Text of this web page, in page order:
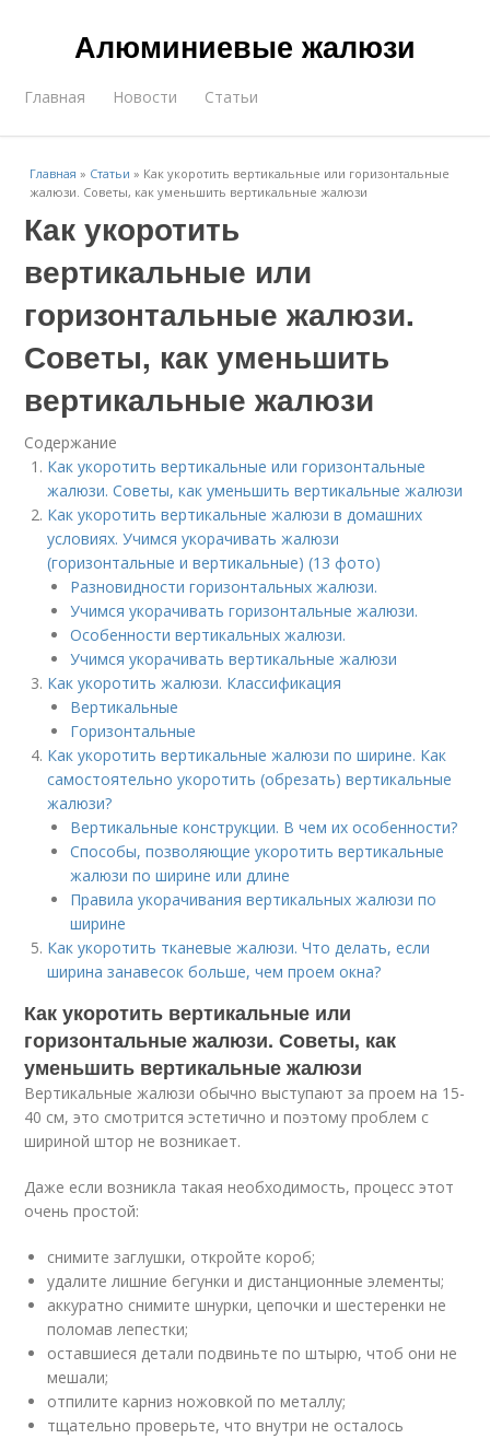
Алюминиевые жалюзи
Главная Новости Статьи
Главная » Статьи » Как укоротить вертикальные или горизонтальные
жалюзи. Советы, как уменьшить вертикальные жалюзи
Как укоротить
вертикальные или
горизонтальные жалюзи.
Советы, как уменьшить
вертикальные жалюзи
Содержание
Как укоротить вертикальные или горизонтальные
жалюзи. Советы, как уменьшить вертикальные жалюзи
Как укоротить вертикальные жалюзи в домашних
условиях. Учимся укорачивать жалюзи
(горизонтальные и вертикальные) (13 фото)
Разновидности горизонтальных жалюзи.
Учимся укорачивать горизонтальные жалюзи.
Особенности вертикальных жалюзи.
Учимся укорачивать вертикальные жалюзи
Как укоротить жалюзи. Классификация
Вертикальные
Горизонтальные
Как укоротить вертикальные жалюзи по ширине. Как
самостоятельно укоротить (обрезать) вертикальные
жалюзи?
Вертикальные конструкции. В чем их особенности?
Способы, позволяющие укоротить вертикальные
жалюзи по ширине или длине
Правила укорачивания вертикальных жалюзи по
ширине
Как укоротить тканевые жалюзи. Что делать, если
ширина занавесок больше, чем проем окна?
Как укоротить вертикальные или
горизонтальные жалюзи. Советы, как
уменьшить вертикальные жалюзи
Вертикальные жалюзи обычно выступают за проем на 15-
40 см, это смотрится эстетично и поэтому проблем с
шириной штор не возникает.
Даже если возникла такая необходимость, процесс этот
очень простой:
снимите заглушки, откройте короб;
удалите лишние бегунки и дистанционные элементы;
аккуратно снимите шнурки, цепочки и шестеренки не
поломав лепестки;
оставшиеся детали подвиньте по штырю, чтоб они не
мешали;
отпилите карниз ножовкой по металлу;
тщательно проверьте, что внутри не осталось